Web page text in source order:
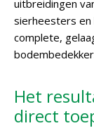
uitbreidingen
sierheesters en
complete,
Het
direct